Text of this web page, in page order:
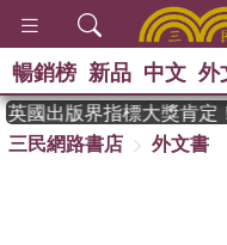
暢銷榜 新品 中文 外
國出版界指標大獎肯定
三民網路書店
外文書